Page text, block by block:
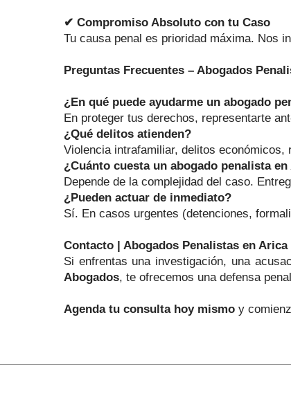
✔ Compromiso Absoluto con tu Caso
Tu causa penal es prioridad máxima. Nos
Preguntas Frecuentes – Abogados
¿En qué puede ayudarme un abogado
En proteger tus derechos, representarte
¿Qué delitos atienden?
Violencia intrafamiliar, delitos
¿Cuánto cuesta un abogado penalista
Depende de la complejidad del caso.
¿Pueden actuar de inmediato?
Sí. En casos urgentes (detenciones,
Contacto | Abogados Penalistas en Arica
Si enfrentas una investigación, una
Abogados, te ofrecemos una defensa
Agenda tu consulta hoy mismo y